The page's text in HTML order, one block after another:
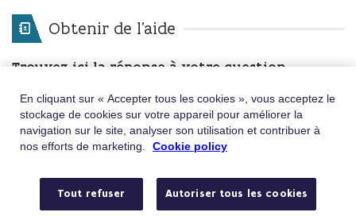
Obtenir de l'aide
Trouvez ici la réponse à votre question
Mots-clés Rechercher
D’autres questions ? Contactez-nous via
Téléphone
Appelez le 02/547.54.93
Du lundi au vendredi de de 8h à 18h
En cliquant sur « Accepter tous les cookies », vous acceptez le
stockage de cookies sur votre appareil pour améliorer la
navigation sur le site, analyser son utilisation et contribuer à
nos efforts de marketing.
Cookie policy
Tout refuser Autoriser tous les cookies